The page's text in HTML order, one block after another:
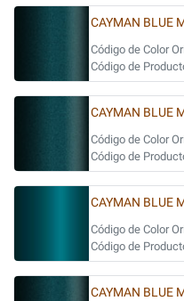
CAYMAN BLUE
Código de Color
Código de
CAYMAN BLUE
Código de Color
Código de
CAYMAN BLUE
Código de Color
Código de
CAYMAN BLUE